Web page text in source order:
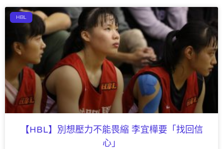
HBL
【HBL】別想壓力不能畏縮 李宜樺要「找回信
心」